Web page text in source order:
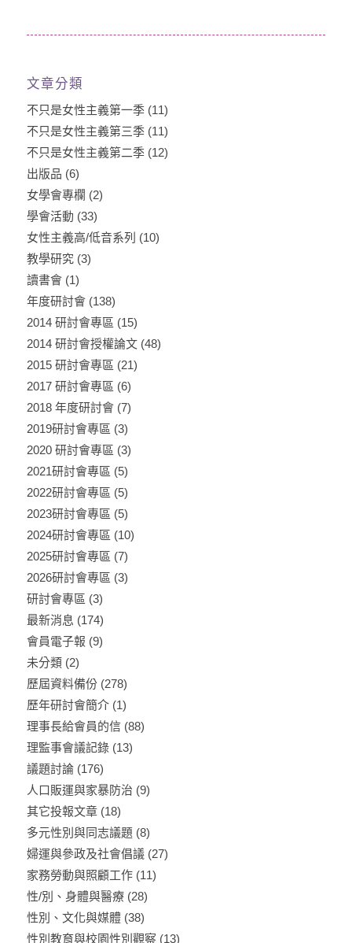
文章分類
不只是女性主義第一季(11)
不只是女性主義第三季(11)
不只是女性主義第二季(12)
出版品 (6)
女學會專欄 (2)
學會活動 (33)
女性主義高/低音系列 (10)
教學研究(3)
讀書會(1)
年度研討會(138)
2014 研討會專區 (15)
2014 研討會授權論文(48)
2015 研討會專區 (21)
2017 研討會專區 (6)
2018 年度研討會(7)
2019研討會專區 (3)
2020 研討會專區 (3)
2021研討會專區 (5)
2022研討會專區 (5)
2023研討會專區 (5)
2024研討會專區 (10)
2025研討會專區 (7)
2026研討會專區 (3)
研討會專區 (3)
最新消息 (174)
會員電子報 (9)
未分類(2)
歷屆資料備份(278)
歷年研討會簡介(1)
理事長給會員的信(88)
理監事會議記錄(13)
議題討論(176)
人口販運與家暴防治 (9)
其它投報文章(18)
多元性別與同志議題(8)
婦運與參政及社會倡議(27)
家務勞動與照顧工作(11)
性/別、身體與醫療(28)
性別、文化與媒體(38)
性別教育與校園性別觀察 (13)